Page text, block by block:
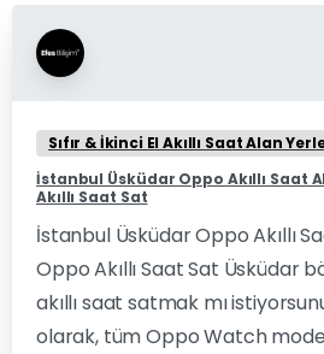
Sıfır & İkinci El Akıllı Saat Alan
İstanbul Üsküdar Oppo Akıllı Saat
Akıllı Saat Sat
İstanbul Üsküdar Oppo Akıllı
Oppo Akıllı Saat Sat Üsküdar
akıllı saat satmak mı
olarak, tüm Oppo Watch